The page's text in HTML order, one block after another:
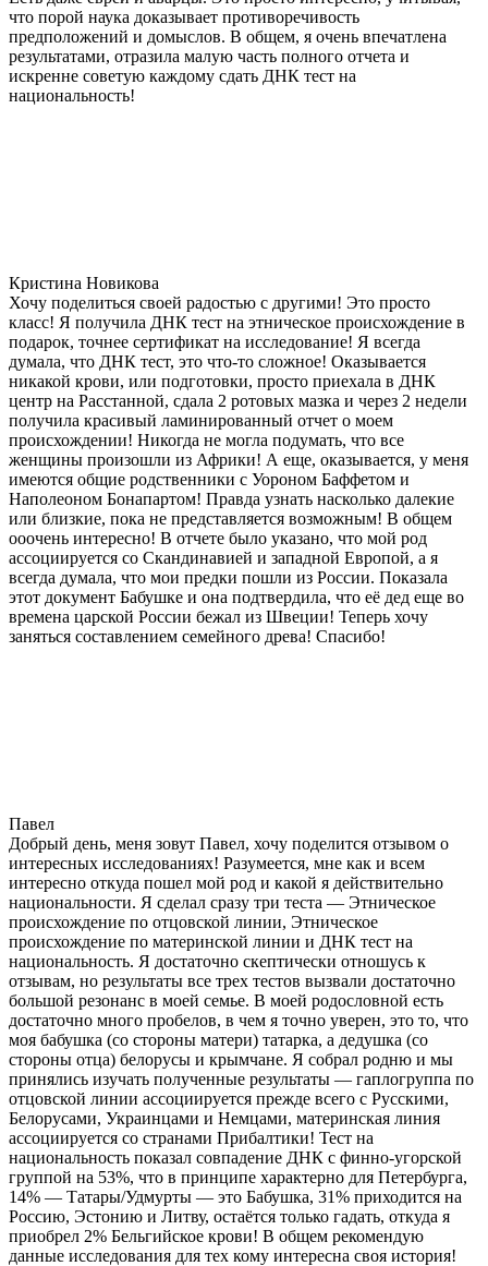
что порой наука доказывает противоречивость
предположений и домыслов. В общем, я очень впечатлена
результатами, отразила малую часть полного отчета и
искренне советую каждому сдать ДНК тест на
национальность!
Кристина Новикова
Хочу поделиться своей радостью с другими! Это просто
класс! Я получила ДНК тест на этническое происхождение в
подарок, точнее сертификат на исследование! Я всегда
думала, что ДНК тест, это что-то сложное! Оказывается
никакой крови, или подготовки, просто приехала в ДНК
центр на Расстанной, сдала 2 ротовых мазка и через 2 недели
получила красивый ламинированный отчет о моем
происхождении! Никогда не могла подумать, что все
женщины произошли из Африки! А еще, оказывается, у меня
имеются общие родственники с Уороном Баффетом и
Наполеоном Бонапартом! Правда узнать насколько далекие
или близкие, пока не представляется возможным! В общем
ооочень интересно! В отчете было указано, что мой род
ассоциируется со Скандинавией и западной Европой, а я
всегда думала, что мои предки пошли из России. Показала
этот документ Бабушке и она подтвердила, что её дед еще во
времена царской России бежал из Швеции! Теперь хочу
заняться составлением семейного древа! Спасибо!
Павел
Добрый день, меня зовут Павел, хочу поделится отзывом о
интересных исследованиях! Разумеется, мне как и всем
интересно откуда пошел мой род и какой я действительно
национальности. Я сделал сразу три теста — Этническое
происхождение по отцовской линии, Этническое
происхождение по материнской линии и ДНК тест на
национальность. Я достаточно скептически отношусь к
отзывам, но результаты все трех тестов вызвали достаточно
большой резонанс в моей семье. В моей родословной есть
достаточно много пробелов, в чем я точно уверен, это то, что
моя бабушка (со стороны матери) татарка, а дедушка (со
стороны отца) белорусы и крымчане. Я собрал родню и мы
принялись изучать полученные результаты — гаплогруппа по
отцовской линии ассоциируется прежде всего с Русскими,
Белорусами, Украинцами и Немцами, материнская линия
ассоциируется со странами Прибалтики! Тест на
национальность показал совпадение ДНК с финно-угорской
группой на 53%, что в принципе характерно для Петербурга,
14% — Татары/Удмурты — это Бабушка, 31% приходится на
Россию, Эстонию и Литву, остаётся только гадать, откуда я
приобрел 2% Бельгийское крови! В общем рекомендую
данные исследования для тех кому интересна своя история!